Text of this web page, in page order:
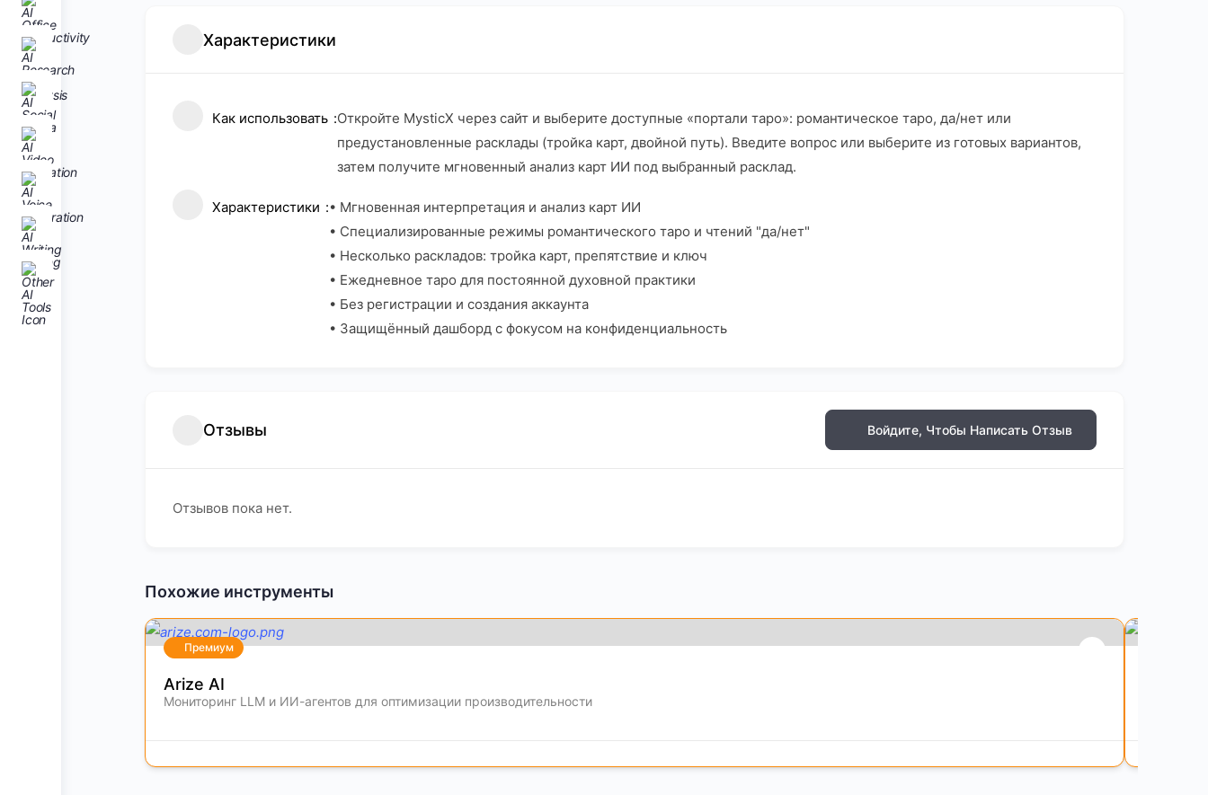
Характеристики
Как использовать Откройте MysticX через сайт и выберите доступные «портали таро»: романтическое таро, да/нет или
предустановленные расклады (тройка карт, двойной путь). Введите вопрос или выберите из готовых вариантов,
затем получите мгновенный анализ карт ИИ под выбранный расклад.
Характеристики
• Мгновенная интерпретация и анализ карт ИИ
• Специализированные режимы романтического таро и чтений "да/нет"
• Несколько раскладов: тройка карт, препятствие и ключ
• Ежедневное таро для постоянной духовной практики
• Без регистрации и создания аккаунта
• Защищённый дашборд с фокусом на конфиденциальность
Отзывы Войдите, Чтобы Написать Отзыв
Отзывов пока нет.
Похожие инструменты
Премиум
Arize AI
Мониторинг LLM и ИИ-агентов для оптимизации производительности